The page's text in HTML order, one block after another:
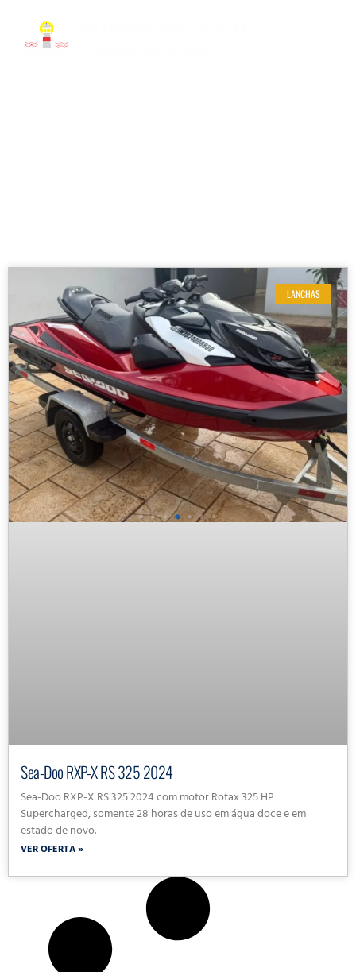
LANCHAS
Sea-Doo RXP-X RS 325 2024
Sea-Doo RXP-X RS 325 2024 com motor Rotax 325 HP
Supercharged, somente 28 horas de uso em água doce e em
estado de novo.
VER OFERTA »